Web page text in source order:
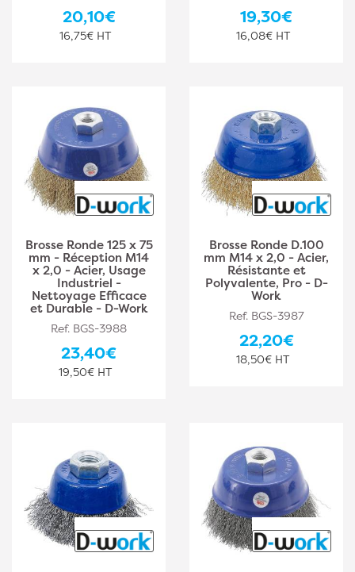
20,10€
16,75€ HT
19,30€
16,08€ HT
Brosse Ronde 125 x 75
mm - Réception M14
x 2,0 - Acier, Usage
Industriel -
Nettoyage Efficace
et Durable - D-Work
Ref. BGS-3988
23,40€
19,50€ HT
Brosse Ronde D.100
mm M14 x 2,0 - Acier,
Résistante et
Polyvalente, Pro - D-
Work
Ref. BGS-3987
22,20€
18,50€ HT